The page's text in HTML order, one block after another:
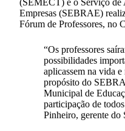
Empresas (SEBRAE)
Fórum de Professores, no
“Os professores
possibilidades
aplicassem na vida
propósito do
Municipal de
participação de
Pinheiro, gerente